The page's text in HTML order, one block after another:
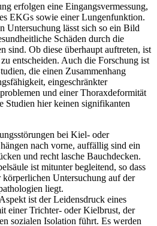
erfolgen eine Eingangsvermessung,
EKGs sowie einer Lungenfunktion.
Untersuchung lässt sich so ein Bild
Schäden durch die
sind. Ob diese überhaupt auftreten, ist
entscheiden. Auch die Forschung ist
die einen Zusammenhang
eingeschränkter
und einer Thoraxdeformität
Studien hier keinen signifikanten
bei Kiel- oder
nach vorne, auffällig sind ein
und recht lasche Bauchdecken.
ist mitunter begleitend, so dass
Untersuchung auf der
liegt.
ist der Leidensdruck eines
einer Trichter- oder Kielbrust, der
sozialen Isolation führt. Es werden